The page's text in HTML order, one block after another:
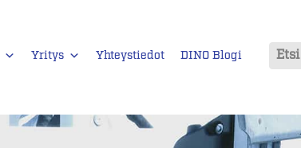
Yritys Yhteystiedot DINO Blogi